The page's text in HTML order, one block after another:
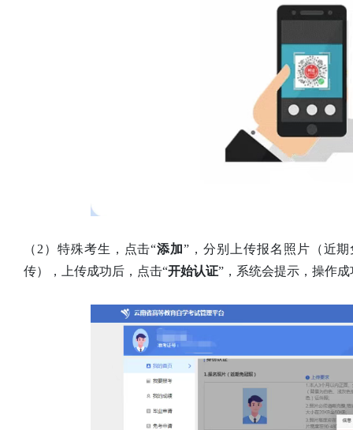
（2）特殊考生，点击“添加”，分别上传报名照片（近
传），上传成功后，点击“开始认证”，系统会提示，操作